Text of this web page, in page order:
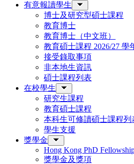
有意報讀學生
博士及研究型碩士課程
教育博士
教育博士（中文班）
教育碩士課程 2026/27 學
接受錄取事項
非本地生資訊
碩士課程列表
在校學生
研究生課程
教育碩士課程
本科生可修讀碩士課程列
學生支援
獎學金
Hong Kong PhD
獎學金及獎項